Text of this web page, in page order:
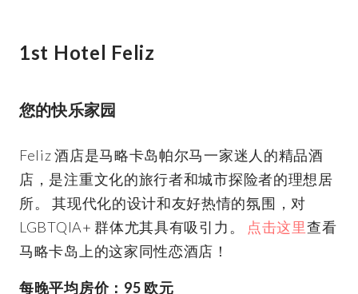
1st Hotel Feliz
您的快乐家园
Feliz 酒店是马略卡岛帕尔马一家迷人的精品酒
店，是注重文化的旅行者和城市探险者的理想居
所。 其现代化的设计和友好热情的氛围，对
LGBTQIA+ 群体尤其具有吸引力。 点击这里查看
马略卡岛上的这家同性恋酒店！
每晚平均房价：95 欧元